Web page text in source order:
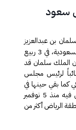
سعود
بن عبدالعزيز
آل سعود حفظه الله، ملكاً للمملكة العربية السعودية، في 3 ربيع
الموافق 23 يناير 2015م وكان الملك سلمان قد
لرئيس مجلس
يونيو 2012م بأمر ملكي كما بقي حينها في
منصبه وزيراً للدفاع وهو المنصب الذي عُيّن فيه منذ 5 نوفمبر
الرياض أكثر من